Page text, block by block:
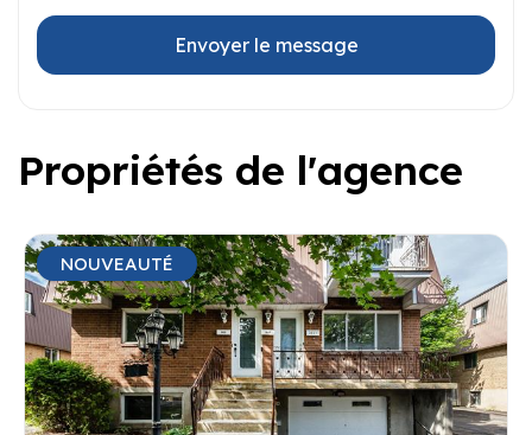
Envoyer le message
Propriétés de l'agence
NOUVEAUTÉ